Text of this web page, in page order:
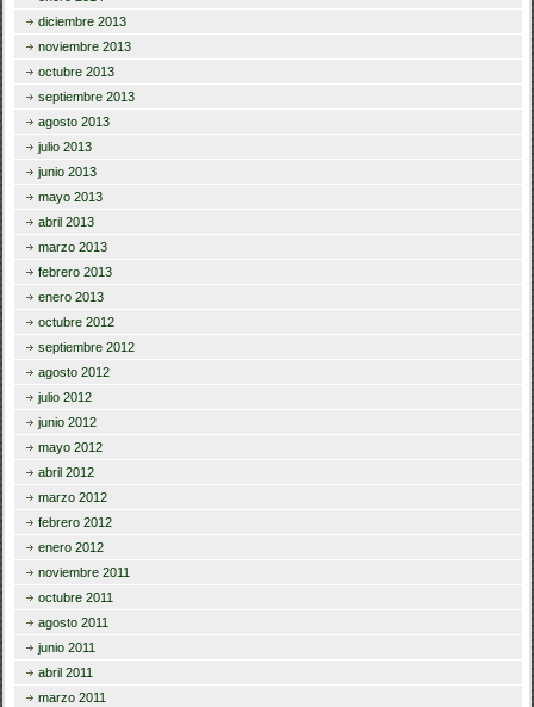
diciembre 2013
noviembre 2013
octubre 2013
septiembre 2013
agosto 2013
julio 2013
junio 2013
mayo 2013
abril 2013
marzo 2013
febrero 2013
enero 2013
octubre 2012
septiembre 2012
agosto 2012
julio 2012
junio 2012
mayo 2012
abril 2012
marzo 2012
febrero 2012
enero 2012
noviembre 2011
octubre 2011
agosto 2011
junio 2011
abril 2011
marzo 2011